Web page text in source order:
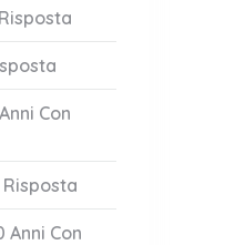
Con
Anni Con